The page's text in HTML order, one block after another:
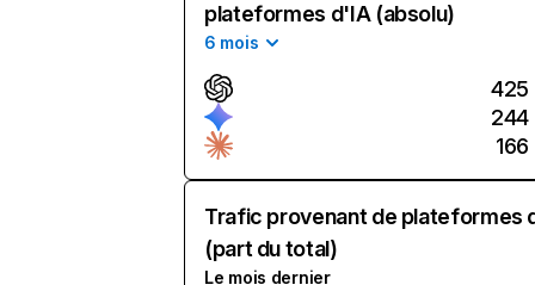
plateformes d'IA (absolu)
6 mois
425
244
166
Trafic provenant de plateformes
(part du total)
Le mois dernier